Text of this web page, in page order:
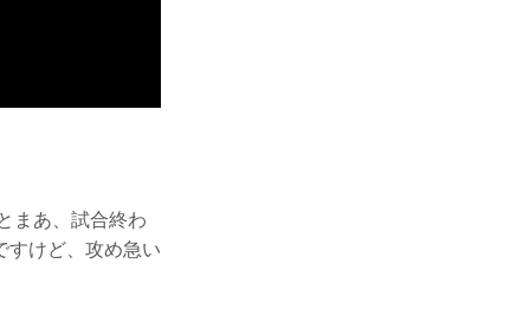
まあ、試合終わ
すけど、攻め急い